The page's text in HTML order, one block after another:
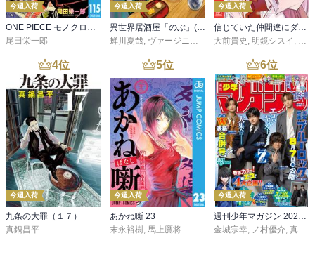
今週入荷
尾田栄一郎
今週入荷
蝉川夏哉 ヴァージニア二等兵 ,転
今週入荷
大前貴史 明鏡シスイ
4位
今週入荷
九条の大罪（１７）
真鍋昌平
5位
今週入荷
あかね噺 23
末永裕樹, 馬上鷹将
6位
今週入荷
週刊少年マガジン 2026年36・37号[2026年8月5日発売]
金城宗幸, ノ村優介, 真島ヒロ